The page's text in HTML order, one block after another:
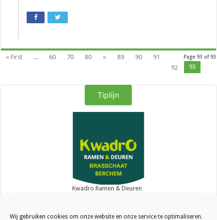
Wij gebruiken cookies om onze website en onze service te optimaliseren.
Page 93 of 93
« First ... 60 70 80 « 89 90
91
92
93
Tiplijn
Kwadro Ramen & Deuren